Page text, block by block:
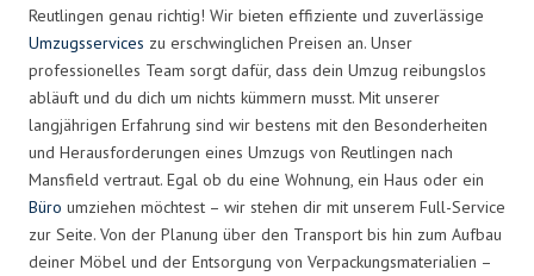
Reutlingen genau richtig! Wir bieten effiziente und zuverlässige
Umzugsservices zu erschwinglichen Preisen an. Unser
professionelles Team sorgt dafür, dass dein Umzug reibungslos
abläuft und du dich um nichts kümmern musst. Mit unserer
langjährigen Erfahrung sind wir bestens mit den Besonderheiten
und Herausforderungen eines Umzugs von Reutlingen nach
Mansfield vertraut. Egal ob du eine Wohnung, ein Haus oder ein
Büro umziehen möchtest – wir stehen dir mit unserem Full-Service
zur Seite. Von der Planung über den Transport bis hin zum Aufbau
deiner Möbel und der Entsorgung von Verpackungsmaterialien –